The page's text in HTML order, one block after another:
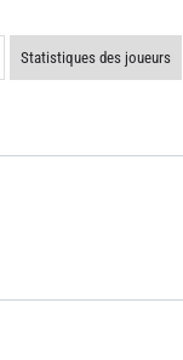
Statistiques des joueurs